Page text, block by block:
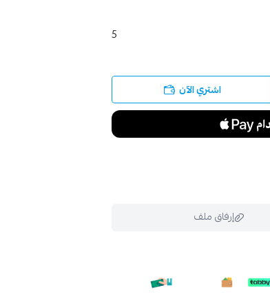
5
اشتري الآن
إرفاق ملف